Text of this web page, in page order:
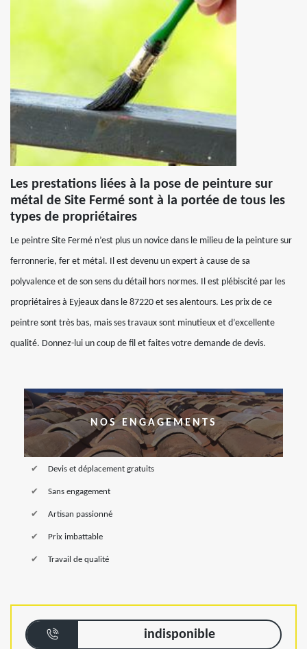
Les prestations liées à la pose de peinture sur
métal de Site Fermé sont à la portée de tous les
types de propriétaires
Le peintre Site Fermé n’est plus un novice dans le milieu de la peinture sur
ferronnerie, fer et métal. Il est devenu un expert à cause de sa
polyvalence et de son sens du détail hors normes. Il est plébiscité par les
propriétaires à Eyjeaux dans le 87220 et ses alentours. Les prix de ce
peintre sont très bas, mais ses travaux sont minutieux et d’excellente
qualité. Donnez-lui un coup de fil et faites votre demande de devis.
NOS ENGAGEMENTS
Devis et déplacement gratuits
Sans engagement
Artisan passionné
Prix imbattable
Travail de qualité
indisponible